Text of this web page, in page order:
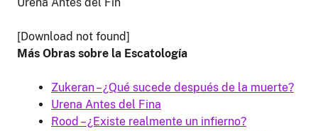
[Download not found]
Más Obras sobre la Escatología
Zukeran – ¿Qué sucede después de la muerte?
Urena Antes del Fina
Rood – ¿Existe realmente un infierno?